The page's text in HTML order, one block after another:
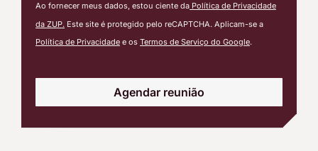
Ao fornecer meus dados, estou ciente da Política de Privacidade
da ZUP. Este site é protegido pelo reCAPTCHA. Aplicam-se a
Política de Privacidade e os Termos de Serviço do Google.
Agendar reunião